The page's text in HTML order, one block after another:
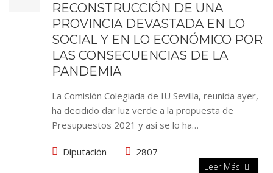
RECONSTRUCCIÓN DE UNA
PROVINCIA DEVASTADA EN LO
SOCIAL Y EN LO ECONÓMICO POR
LAS CONSECUENCIAS DE LA
PANDEMIA
La Comisión Colegiada de IU Sevilla, reunida ayer,
ha decidido dar luz verde a la propuesta de
Presupuestos 2021 y así se lo ha…
Diputación 2807
Leer Más